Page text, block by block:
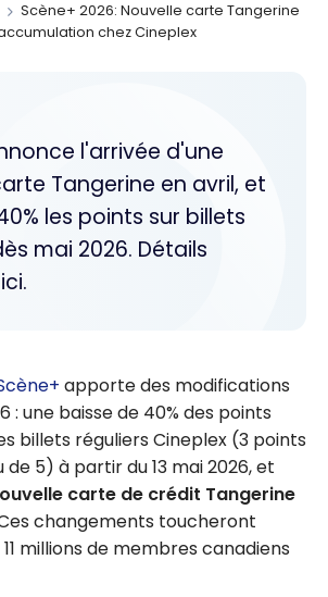
Scène+ 2026: Nouvelle carte Tangerine
chez Cineplex
l'arrivée d'une
Tangerine en avril, et
les points sur billets
mai 2026. Détails
apporte des modifications
: une baisse de 40% des points
billets réguliers Cineplex (3 points
de 5) à partir du 13 mai 2026, et
carte de crédit Tangerine
changements toucheront
millions de membres canadiens